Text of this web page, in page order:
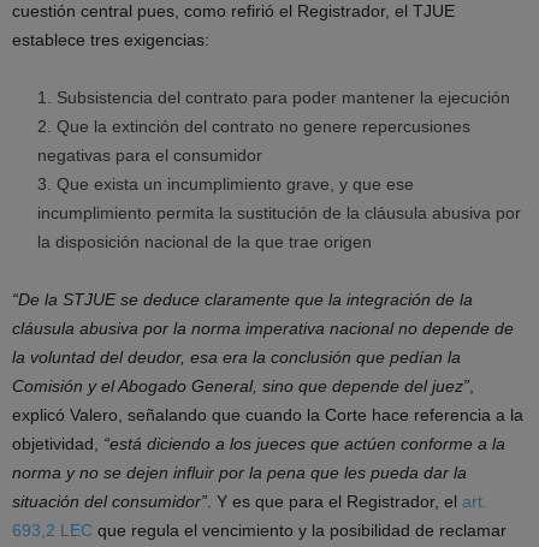
cuestión central pues, como refirió el Registrador, el TJUE
establece tres exigencias:
Subsistencia del contrato para poder mantener la ejecución
Que la extinción del contrato no genere repercusiones
negativas para el consumidor
Que exista un incumplimiento grave, y que ese
incumplimiento permita la sustitución de la cláusula abusiva por
la disposición nacional de la que trae origen
“De la STJUE se deduce claramente que la integración de la
cláusula abusiva por la norma imperativa nacional no depende de
la voluntad del deudor, esa era la conclusión que pedían la
Comisión y el Abogado General, sino que depende del juez”
explicó Valero, señalando que cuando la Corte hace referencia a la
objetividad, “está diciendo a los jueces que actúen conforme a la
norma y no se dejen influir por la pena que les pueda dar la
situación del consumidor” . Y es que para el Registrador, el art.
693,2 LEC que regula el vencimiento y la posibilidad de reclamar